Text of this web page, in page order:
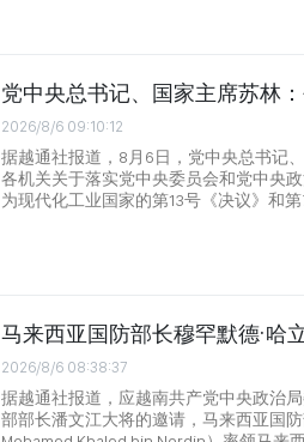
党中央总书记、国家主席苏林
2026/8/6 09:10:12
据越通社报道，8月6日，党中央总书记
各机关关于落实党中央委员会和党中央
为现代化工业国家的第13号《决议》和第
马来西亚国防部长穆罕默德·哈
2026/8/6 08:38:37
据越通社报道，应越南共产党中央政治
部部长潘文江大将的邀请，马来西亚国